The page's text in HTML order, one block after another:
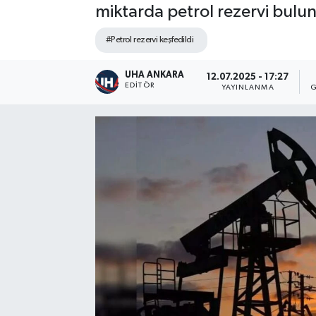
miktarda petrol rezervi
#Petrol rezervi keşfedildi
UHA ANKARA
EDITÖR
12.07.2025 - 17:27
YAYINLANMA